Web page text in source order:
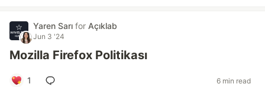
Yaren Sarı for Açıklab
Jun 3 '24
Mozilla Firefox Politikası
1 6 min read